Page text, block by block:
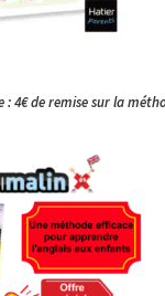
4€ de remise sur la